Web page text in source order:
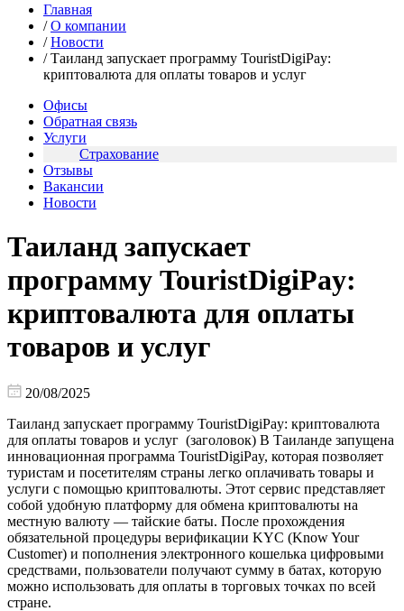
Главная
/О компании
/Новости
/Таиланд запускает программу TouristDigiPay:
криптовалюта для оплаты товаров и услуг
Офисы
Обратная связь
Услуги
Страхование
Отзывы
Вакансии
Новости
Таиланд запускает
программу TouristDigiPay:
криптовалюта для оплаты
товаров и услуг
20/08/2025
Таиланд запускает программу TouristDigiPay: криптовалюта
для оплаты товаров и услуг (заголовок) В Таиланде запущена
инновационная программа TouristDigiPay, которая позволяет
туристам и посетителям страны легко оплачивать товары и
услуги с помощью криптовалюты. Этот сервис представляет
собой удобную платформу для обмена криптовалюты на
местную валюту — тайские баты. После прохождения
обязательной процедуры верификации KYC (Know Your
Customer) и пополнения электронного кошелька цифровыми
средствами, пользователи получают сумму в батах, которую
можно использовать для оплаты в торговых точках по всей
стране.